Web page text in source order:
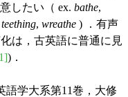
したい（ ex. bathe,
teething, wreathe ) ．有声
は，古英語に普通に見
)．
学大系第11巻，大修